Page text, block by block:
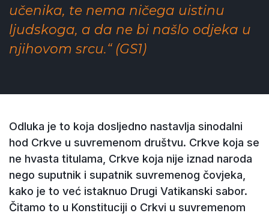
učenika, te nema ničega uistinu
ljudskoga, a da ne bi našlo odjeka u
njihovom srcu.“ (GS1)
Odluka je to koja dosljedno nastavlja sinodalni
hod Crkve u suvremenom društvu. Crkve koja se
ne hvasta titulama, Crkve koja nije iznad naroda
nego suputnik i supatnik suvremenog čovjeka,
kako je to već istaknuo Drugi Vatikanski sabor.
Čitamo to u Konstituciji o Crkvi u suvremenom